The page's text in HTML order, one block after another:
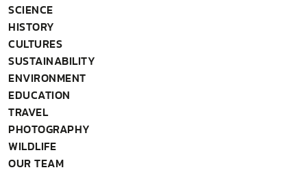
SCIENCE
HISTORY
CULTURES
SUSTAINABILITY
ENVIRONMENT
EDUCATION
TRAVEL
PHOTOGRAPHY
WILDLIFE
OUR TEAM